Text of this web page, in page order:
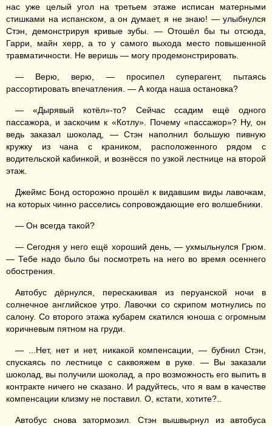
нас уже целый угол на третьем этаже исписан матерными
стишками на испанском, а он думает, я не знаю! — улыбнулся
Стэн, демонстрируя кривые зубы. — Отошёл бы ты отсюда,
Гарри, майн херр, а то у самого выхода место повышенной
травматичности. Не веришь — могу продемонстрировать.
— Верю, верю, — просипел суперагент, пытаясь
рассортировать впечатления. — А когда наша остановка?
— «Дырявый котёл»-то? Сейчас ссадим ещё одного
пассажора, и заскочим к «Котлу». Почему «пассажор»? Ну, он
ведь заказал шоколад, — Стэн наполнил большую пивную
кружку из чана с краником, расположенного рядом с
водительской кабинкой, и вознёсся по узкой лестнице на второй
этаж.
Джеймс Бонд осторожно прошёл к видавшим виды лавочкам,
на которых чинно расселись сопровождающие его волшебники.
— Он всегда такой?
— Сегодня у него ещё хороший день, — ухмыльнулся Грюм.
— Тебе надо было бы посмотреть на него во время осеннего
обострения.
Автобус дёрнулся, перескакивая из перуанской ночи в
солнечное английское утро. Лавочки со скрипом мотнулись по
салону. Со второго этажа кубарем скатился юноша с огромным
коричневым пятном на груди.
— ...Нет, нет и нет, никакой компенсации, — бубнил Стэн,
спускаясь по лестнице с саквояжем в руке. — Вы заказали
шоколад, вы получили шоколад, а про возможность его выпить в
контракте ничего не сказано. И радуйтесь, что я вам в качестве
компенсации клизму не поставил. О, кстати, хотите?..
Автобус снова затормозил. Стэн вышвырнул из автобуса